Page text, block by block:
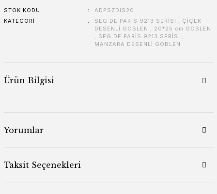
STOK KODU
ADPSZDIS20
KATEGORI
SEG DE PARİS 9213 SERİSİ , ÇİÇEK
DESENLİ GOBLEN , 20*25 cm GOBLEN
, SEG DE PARİS 9213 SERİSİ ,
MANZARA DESENLİ GOBLEN
Ürün Bilgisi
Yorumlar
Taksit Seçenekleri